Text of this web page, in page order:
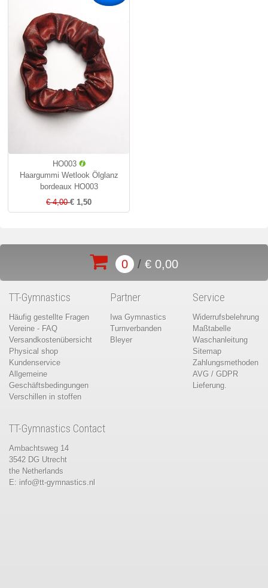
HO003
Haargummi Wetlook Ölglanz
bordeaux HO003
€ 4,00€ 1,50
0 / € 0,00
TT-Gymnastics
Häufig gestellte Fragen
Vereine - FAQ
Versandkostenübersicht
Physical shop
Kundenservice
Allgemeine
Geschäftsbedingungen
Verschillen in stoffen
Partner
Iwa Gymnastics
Turnverbanden
Bleyer
Service
Widerrufsbelehrung
Maßtabelle
Waschanleitung
Sitemap
Zahlungsmethoden
AVG / GDPR
Lieferung.
TT-Gymnastics Contact
Ambachtsweg 14
3542 DG Utrecht
the Netherlands
E: info@tt-gymnastics.nl